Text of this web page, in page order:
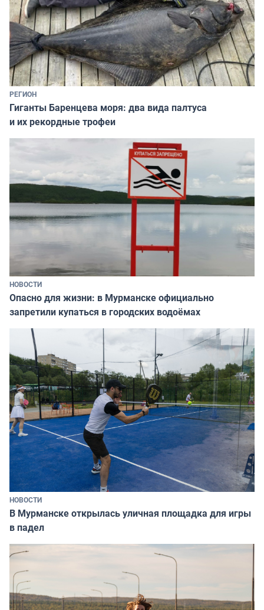
РЕГИОН
Гиганты Баренцева моря: два вида палтуса
и их рекордные трофеи
НОВОСТИ
Опасно для жизни: в Мурманске официально
запретили купаться в городских водоёмах
НОВОСТИ
В Мурманске открылась уличная площадка для игры
в падел